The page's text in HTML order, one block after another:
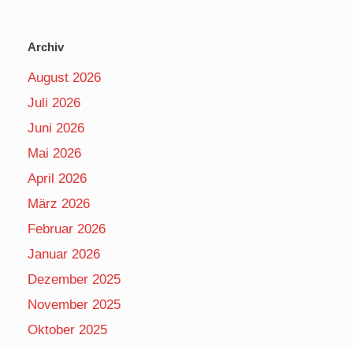
Archiv
August 2026
Juli 2026
Juni 2026
Mai 2026
April 2026
März 2026
Februar 2026
Januar 2026
Dezember 2025
November 2025
Oktober 2025